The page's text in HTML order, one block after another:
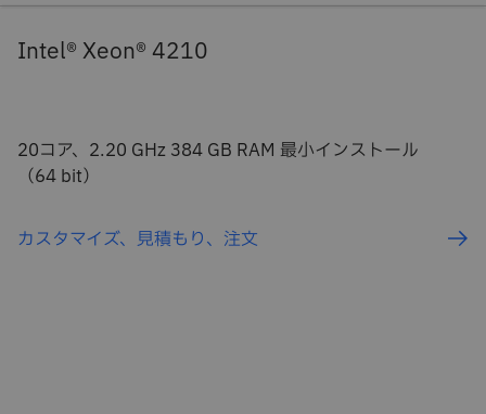
Intel® Xeon® 4210
20コア、2.20 GHz 384 GB RAM 最小インストール
（64 bit）
カスタマイズ、見積もり、注文